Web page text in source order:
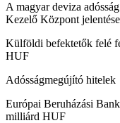
A magyar deviza
Kezelő Központ
Külföldi befektetők
HUF
Adósságmegújító
Európai Beruházási
milliárd HUF